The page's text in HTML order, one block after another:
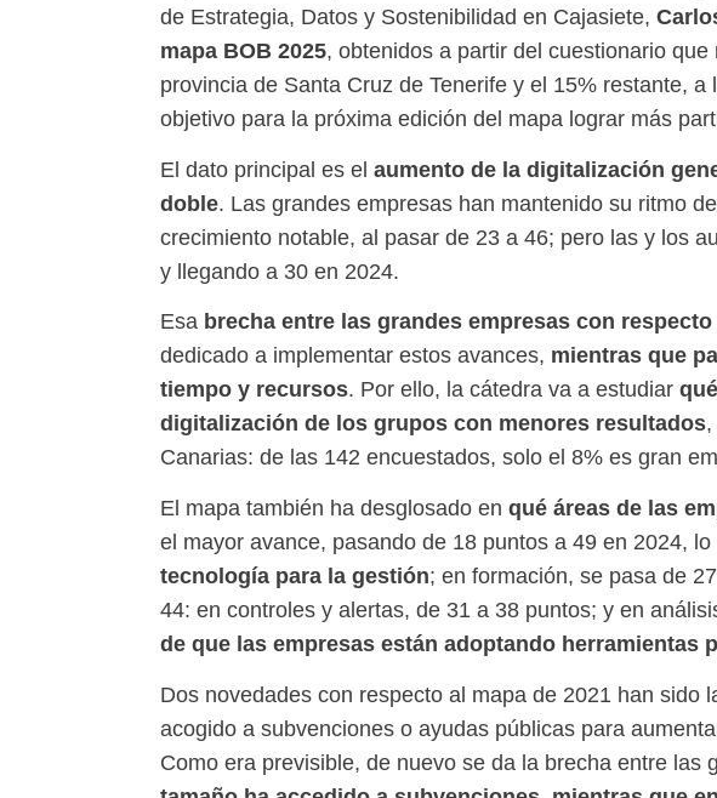
de Estrategia, Datos y Sostenibilidad en Cajasiete,
mapa BOB 2025, obtenidos a partir del cuestionario
provincia de Santa Cruz de Tenerife y el 15% restante,
objetivo para la próxima edición del mapa lograr más
El dato principal es el aumento de la digitalización
doble. Las grandes empresas han mantenido su ritmo
crecimiento notable, al pasar de 23 a 46; pero las y los
y llegando a 30 en 2024.
Esa brecha entre las grandes empresas con
dedicado a implementar estos avances, mientras que
tiempo y recursos. Por ello, la cátedra va a estudiar
digitalización de los grupos con menores resultados
Canarias: de las 142 encuestados, solo el 8% es gran
El mapa también ha desglosado en qué áreas de las
el mayor avance, pasando de 18 puntos a 49 en 2024,
tecnología para la gestión; en formación, se pasa de
44: en controles y alertas, de 31 a 38 puntos; y en
de que las empresas están adoptando herramientas
Dos novedades con respecto al mapa de 2021 han
acogido a subvenciones o ayudas públicas para
Como era previsible, de nuevo se da la brecha entre las